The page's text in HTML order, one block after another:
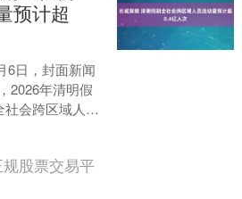
预计超
6日，封面新闻
2026年清明假
会跨区域人员
，日均
规股票交易平